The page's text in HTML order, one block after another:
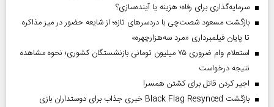
سرمایه‌گذاری برای رفاه؛ هزینه یا آینده‌سازی؟
بازگشت مسعود شصت‌چی با دردسر‌های تازه؛ از شایعه حضور در میز مذاکره
تا پایان فیلمبرداری «مرد سه‌هزارچهره»
استعلام وام ضروری ۷۵ میلیون تومانی بازنشستگان کشوری؛ نحوه مشاهده
نتیجه درخواست
اجیر کردن قاتل برای کشتن همسر!
بازگشت Black Flag Resynced خبری جذاب برای دوستداران بازی